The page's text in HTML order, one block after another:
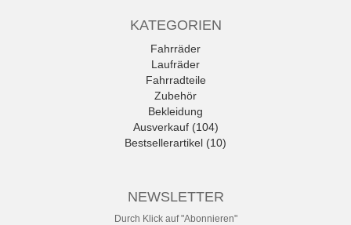
KATEGORIEN
Fahrräder
Laufräder
Fahrradteile
Zubehör
Bekleidung
Ausverkauf (104)
Bestsellerartikel (10)
NEWSLETTER
Durch Klick auf "Abonnieren"